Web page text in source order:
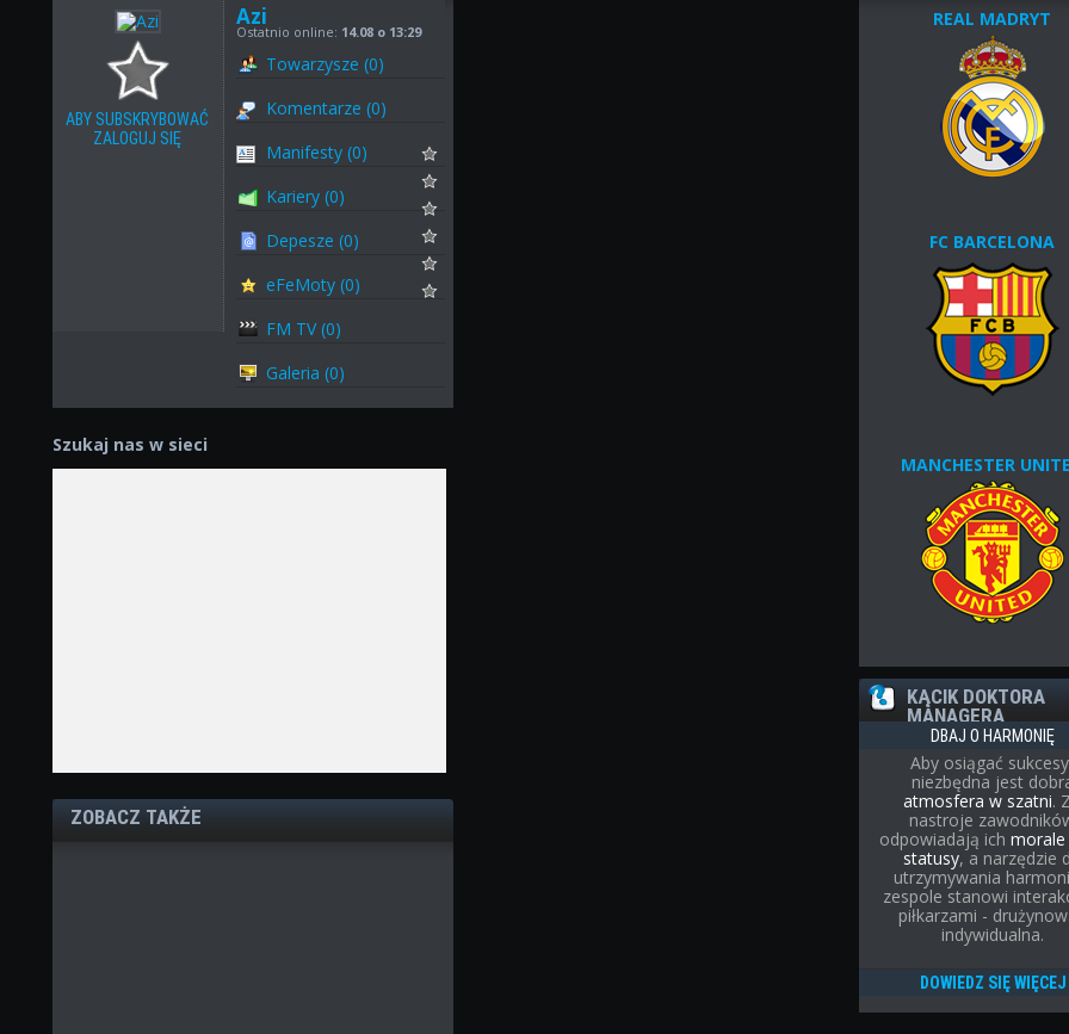
ABY SUBSKRYBOWAĆ
ZALOGUJ SIĘ
Azi
Ostatnio online: 14.08 o 13:29
Towarzysze (0)
Komentarze (0)
Manifesty (0)
Kariery (0)
Depesze (0)
eFeMoty (0)
FM TV (0)
Galeria (0)
Szukaj nas w sieci
ZOBACZ TAKŻE
REAL MADRYT
FC BARCELONA
MANCHESTER
KĄCIK DOKTORA
MANAGERA
DBAJ O HARMONIĘ
Aby osiągać
niezbędna jest
atmosfera w szatni.
nastroje
odpowiadają ich
statusy, a narzędzie
utrzymywania
zespole stanowi
piłkarzami -
indywidualna.
DOWIEDZ SIĘ WIĘCEJ